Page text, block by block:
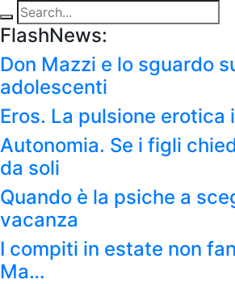
FlashNews:
Don Mazzi e lo sguardo
adolescenti
Eros. La pulsione erotica
Autonomia. Se i figli
da soli
Quando è la psiche a
vacanza
I compiti in estate non
Ma…